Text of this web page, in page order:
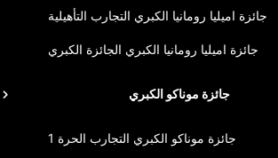
جائزة اميليا رومانيا الكبري التجارب التأهيلية
جائزة اميليا رومانيا الكبري الجائزة الكبري
جائزة موناكو الكبري
جائزة موناكو الكبري التجارب الحرة 1